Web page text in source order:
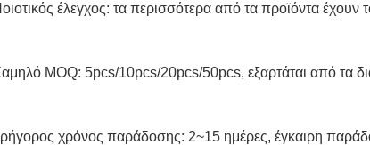
έλεγχος: τα περισσότερα από τα προϊόντα
MOQ: 5pcs/10pcs/20pcs/50pcs, εξαρτάται από τα
χρόνος παράδοσης: 2~15 ημέρες, έγκαιρη